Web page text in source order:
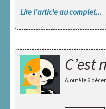
Lire l'article au complet...
C’est
Ajouté le 6